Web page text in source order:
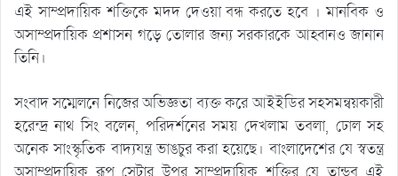
এই সাম্প্রদায়িক শক্তিকে মদদ দেওয়া বন্ধ করতে হবে । মানবিক ও
অসাম্প্রদায়িক প্রশাসন গড়ে তোলার জন্য সরকারকে আহ্বানও জানান
তিনি।
সংবাদ সম্মেলনে নিজের অভিজ্ঞতা ব্যক্ত করে আইইডির সহসমন্বয়কারী
হরেন্দ্র নাথ সিং বলেন, পরিদর্শনের সময় দেখলাম তবলা, ঢোল সহ
অনেক সাংস্কৃতিক বাদ্যযন্ত্র ভাঙচুর করা হয়েছে। বাংলাদেশের যে স্বতন্ত্র
অসাম্প্রদায়িক রূপ সেটার উপর সাম্প্রদায়িক শক্তির যে তান্ডব এই